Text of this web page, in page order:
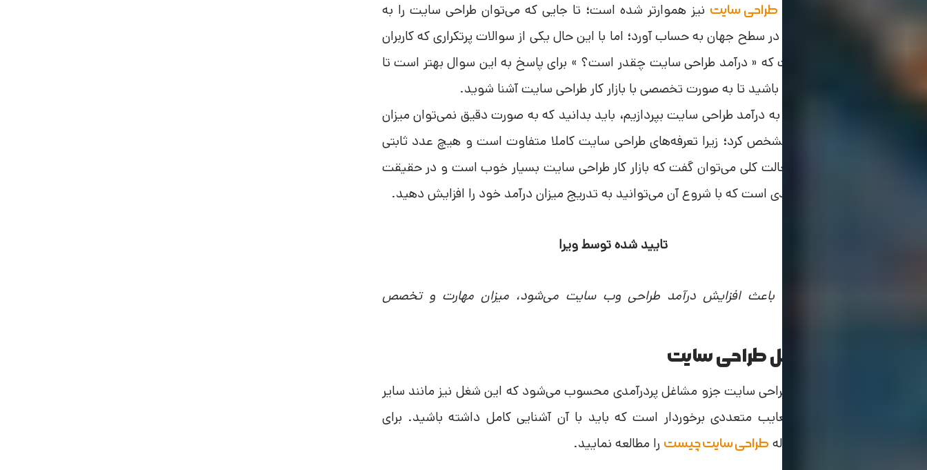
بازارکار برای مشاغلی همچونطراحی سایت نیز هموارتر شده است؛ تا جایی که می‌توان طراحی سایت را به
عنوان یکی از مشاغل پردرآمد در سطح جهان به حساب آورد؛ اما با این حال یکی از سوالات پرتکراری که کاربران
عزیز از ما می‌پرسند، این است که « درآمد طراحی سایت چقدر است؟ » برای پاسخ به این سوال بهتر است تا
انتهای مقاله امروز همراه
باشید تا به صورت تخصصی با بازار کار طراحی سایت آشنا شوید.
اگر به صورت دقیق بخواهیم به درآمد طراحی سایت بپردازیم، باید بدانید که به صورت دقیق نمی‌توان میزان
درآمد طراحی وب سایت را مشخص کرد؛ زیرا تعرفه‌های طراحی سایت کاملا متفاوت است و هیچ عدد ثابتی
برای آن وجود ندارد؛ اما در حالت کلی می‌توان گفت که بازار کار طراحی سایت بسیار خوب است و در حقیقت
این شغل جزو مشاغل پردرآمدی است که با شروع آن می‌توانید به تدریج میزان درآمد خود را افزایش دهید.
تایید شده توسط ویرا
نکته: مهم‌ترین فاکتوری که باعث افزایش درآمد طراحی وب سایت می‌شود، میزان مهارت و تخصص
آشنایی با مزایای شغل طراحی سایت
همان‌گونه که اشاره کردیم، طراحی سایت جزو مشاغل پردرآمدی محسوب می‌شود که این شغل نیز مانند سایر
شغل‌های دیگر از مزایا و معایب متعددی برخوردار است که باید با آن آشنایی کامل داشته باشید. برای
اطلاعات بیشتر می‌توانید مقاله طراحی سایت چیست را مطالعه نمایید.